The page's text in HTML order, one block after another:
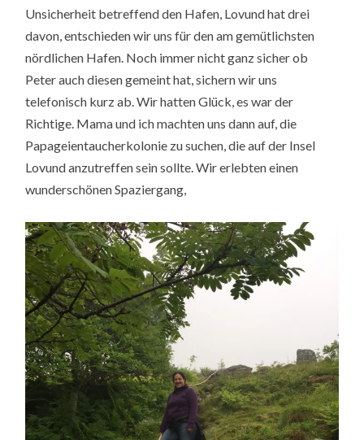
Unsicherheit betreffend den Hafen, Lovund hat drei
davon, entschieden wir uns für den am gemütlichsten
nördlichen Hafen. Noch immer nicht ganz sicher ob
Peter auch diesen gemeint hat, sichern wir uns
telefonisch kurz ab. Wir hatten Glück, es war der
Richtige. Mama und ich machten uns dann auf, die
Papageientaucherkolonie zu suchen, die auf der Insel
Lovund anzutreffen sein sollte. Wir erlebten einen
wunderschönen Spaziergang,